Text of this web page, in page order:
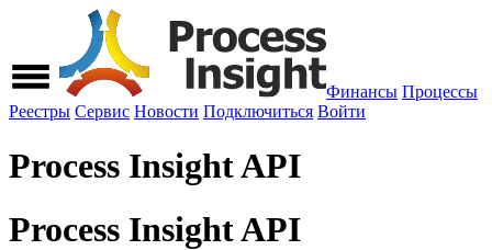
Финансы Процессы
Реестры Сервис Новости Подключиться Войти
Process Insight API
Process Insight API